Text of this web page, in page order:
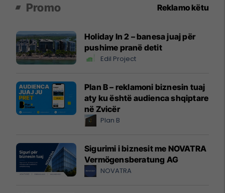
Promo Reklamo këtu
Holiday In 2 – banesa juaj për
pushime pranë detit
Edil Project
Plan B – reklamoni biznesin tuaj
aty ku është audienca shqiptare
në Zvicër
Plan B
Sigurimi i biznesit me NOVATRA
Vermögensberatung AG
NOVATRA